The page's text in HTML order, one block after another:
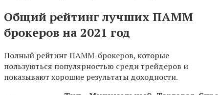
Общий рейтинг лучших ПАММ
брокеров на 2021 год
Полный рейтинг ПАММ-брокеров, которые
пользуються популярностью среди трейдеров и
показывают хорошие результаты доходности.